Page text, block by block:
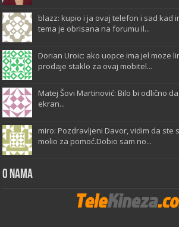
blazz: kupio i ja ovaj telefon i sad kad
tema je obrisana na forumu il...
Dorian Uroic: ako uopce ima jel moze
prodaje staklo za ovaj mobitel...
Matej Šovi Martinović: Bilo bi odlično
ekran...
miro: Pozdravljeni Davor, vidim da ste
molio za pomoć.Dobio sam no...
O Nama